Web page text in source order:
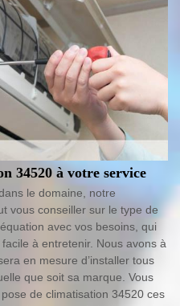
34520 à votre service
le domaine, notre
vous conseiller sur le type de
avec vos besoins, qui
à entretenir. Nous avons à
en mesure d’installer tous
que soit sa marque. Vous
de climatisation 34520 ces